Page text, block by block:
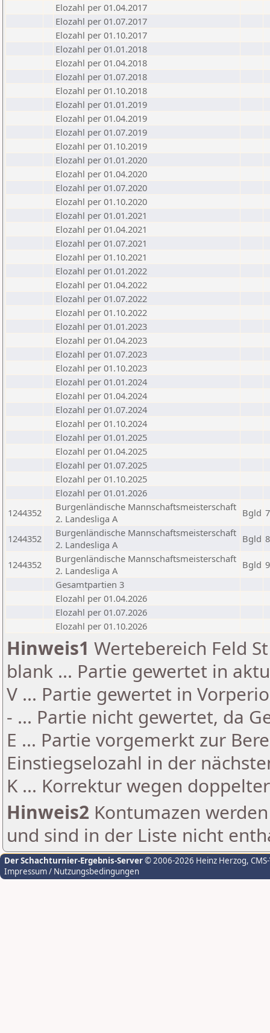
Elozahl per 01.04.2017
Elozahl per 01.07.2017
Elozahl per 01.10.2017
Elozahl per 01.01.2018
Elozahl per 01.04.2018
Elozahl per 01.07.2018
Elozahl per 01.10.2018
Elozahl per 01.01.2019
Elozahl per 01.04.2019
Elozahl per 01.07.2019
Elozahl per 01.10.2019
Elozahl per 01.01.2020
Elozahl per 01.04.2020
Elozahl per 01.07.2020
Elozahl per 01.10.2020
Elozahl per 01.01.2021
Elozahl per 01.04.2021
Elozahl per 01.07.2021
Elozahl per 01.10.2021
Elozahl per 01.01.2022
Elozahl per 01.04.2022
Elozahl per 01.07.2022
Elozahl per 01.10.2022
Elozahl per 01.01.2023
Elozahl per 01.04.2023
Elozahl per 01.07.2023
Elozahl per 01.10.2023
Elozahl per 01.01.2024
Elozahl per 01.04.2024
Elozahl per 01.07.2024
Elozahl per 01.10.2024
Elozahl per 01.01.2025
Elozahl per 01.04.2025
Elozahl per 01.07.2025
Elozahl per 01.10.2025
Elozahl per 01.01.2026
1244352
Burgenländische Mannschaftsmeisterschaft
2. Landesliga A
Bgld 7
1244352
Burgenländische Mannschaftsmeisterschaft
2. Landesliga A
Bgld 8
1244352
Burgenländische Mannschaftsmeisterschaft
2. Landesliga A
Bgld 9
Gesamtpartien 3
Elozahl per 01.04.2026
Elozahl per 01.07.2026
Elozahl per 01.10.2026
Hinweis1 Wertebereich Feld
blank ... Partie gewertet in
V ... Partie gewertet in
- ... Partie nicht gewertet, da
E ... Partie vorgemerkt zur
Einstiegselozahl in der
K ... Korrektur wegen
Hinweis2 Kontumazen
und sind in der Liste nicht
Der Schachturnier-Ergebnis-Server© 2006-2026 Heinz Herzog,
Impressum / Nutzungsbedingungen